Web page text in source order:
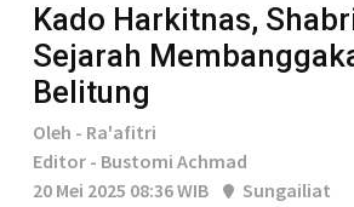
Kado Harkitnas,
Sejarah
Belitung
Oleh - Ra'afitri
Editor - Bustomi Achmad
20 Mei 2025 08:36 WIB
Sungailiat